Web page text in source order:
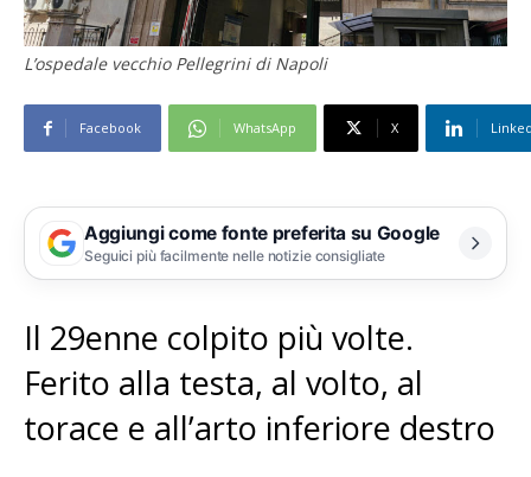
L’ospedale vecchio Pellegrini di Napoli
Facebook WhatsApp X
Aggiungi come fonte preferita su Google
Seguici più facilmente nelle notizie consigliate
Il 29enne colpito più volte.
Ferito alla testa, al volto, al
torace e all’arto inferiore destro